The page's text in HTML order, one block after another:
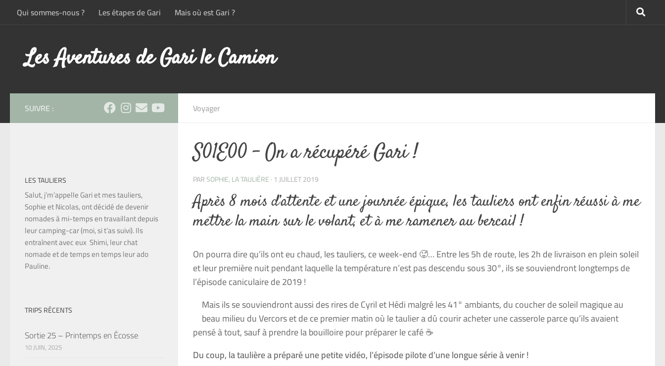
Skip to content
Qui sommes-nous ? Les étapes de Gari Mais où est Gari ?
Les Aventures de Gari le Camion
Voyager
S01E00 – On a récupéré Gari !
PARSOPHIE, LA TAULIÈRE· 1 JUILLET 2019
Après 8 mois d’attente et une journée épique, les tauliers ont enfin réussi à me
mettre la main sur le volant, et à me ramener au bercail !
On pourra dire qu’ils ont eu chaud, les tauliers, ce week-end 🥵… Entre les 5h de route, les 2h de livraison en plein soleil
et leur première nuit pendant laquelle la température n’est pas descendu sous 30°, ils se souviendront longtemps de
l’épisode caniculaire de 2019 !
Mais ils se souviendront aussi des rires de Cyril et Hédi malgré les 41° ambiants, du coucher de soleil magique au
beau milieu du Vercors et de ce premier matin où le taulier a dû courir acheter une casserole parce qu’ils avaient
pensé à tout, sauf à prendre la bouilloire pour préparer le café ☕️
Du coup, la taulière a préparé une petite vidéo, l’épisode pilote d’une longue série à venir !
SUIVRE :
LES TAULIERS
Salut, j’m’appelle Gari et mes tauliers,
Sophie et Nicolas, ont décidé de devenir
nomades à mi-temps en travaillant depuis
leur camping-car (moi, si t’as suivi). Ils
entraînent avec eux Shimi, leur chat
nomade et de temps en temps leur ado
Pauline.
TRIPS RÉCENTS
Sortie 25 – Printemps en Écosse
10 JUIN, 2025